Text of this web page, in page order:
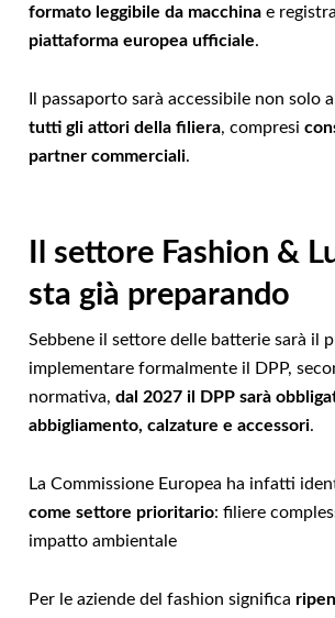
formato leggibile da macchina e
piattaforma europea ufficiale.
Il passaporto sarà accessibile non solo
tutti gli attori della filiera, compresi
partner commerciali.
Il settore Fashion &
sta già preparando
Sebbene il settore delle batterie sarà il
implementare formalmente il DPP,
normativa, dal 2027 il DPP sarà
abbigliamento, calzature e accessori.
La Commissione Europea ha infatti
come settore prioritario: filiere
impatto ambientale
Per le aziende del fashion significa